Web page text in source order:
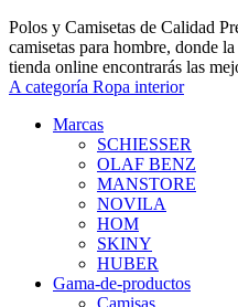
Polos y Camisetas de Calidad
camisetas para hombre, donde
tienda online encontrarás las
A categoría Ropa interior
Marcas
SCHIESSER
OLAF BENZ
MANSTORE
NOVILA
HOM
SKINY
HUBER
Gama-de-productos
Camisas